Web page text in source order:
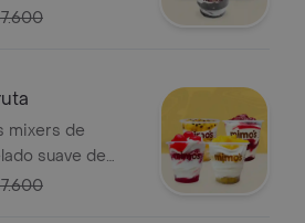
le dan el
mixers de
suave de
de